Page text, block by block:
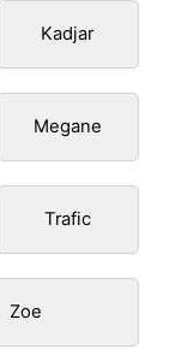
Kadjar
Megane
Trafic
Zoe